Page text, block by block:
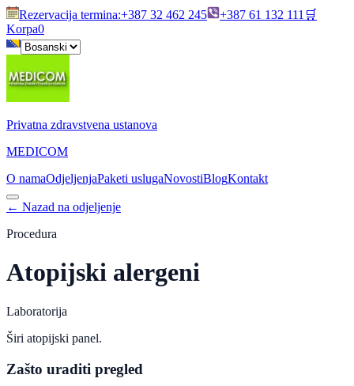
Rezervacija termina:+387 32 462 245 +387 61 132 111 🛒
Korpa0
Privatna zdravstvena ustanova
MEDICOM
O namaOdjeljenjaPaketi uslugaNovostiBlogKontakt
← Nazad na odjeljenje
Procedura
Atopijski alergeni
Laboratorija
Širi atopijski panel.
Zašto uraditi pregled